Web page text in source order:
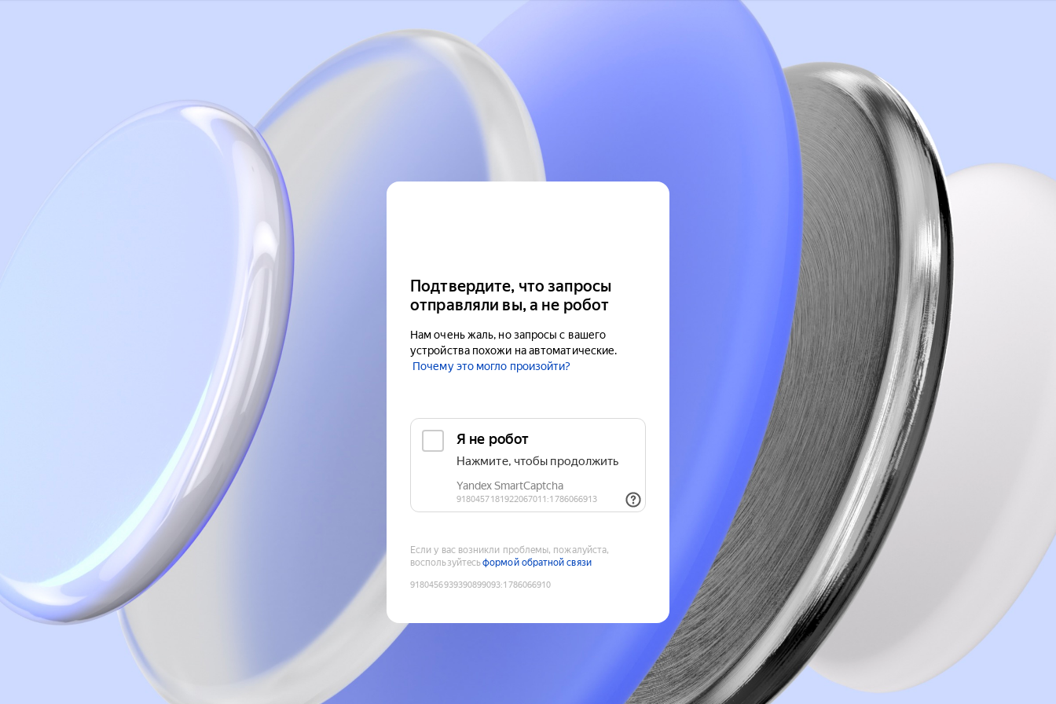
Подтвердите, что запросы
отправляли вы, а не робот
Нам очень жаль, но запросы с вашего
устройства похожи на автоматические.
Почему это могло произойти?
Если у вас возникли проблемы, пожалуйста,
воспользуйтесьформой обратной связи
9180456939390899093:1786066910